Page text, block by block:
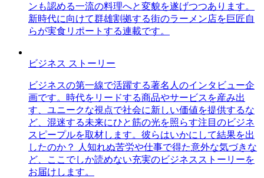
ンも認める一流の料理へと変貌を遂げつつあります。
新時代に向けて群雄割拠する街のラーメン店を巨匠自
らが実食リポートする連載です。
ビジネス ストーリー
ビジネスの第一線で活躍する著名人のインタビュー企
画です。時代をリードする商品やサービスを産み出
す、ユニークな視点で社会に新しい価値を提供するな
ど、混迷する未来にひと筋の光を照らす注目のビジネ
スピープルを取材します。彼らはいかにして結果を出
したのか？ 人知れぬ苦労や仕事で得た意外な気づきな
ど、ここでしか読めない充実のビジネスストーリーを
お届けします。